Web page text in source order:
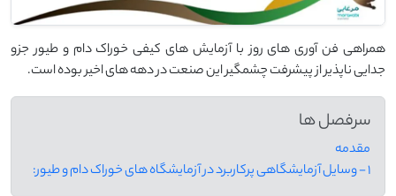
همراهی فن آوری های روز با آزمایش های کیفی خوراک دام و طیور جزو
جدایی ناپذیر از پیشرفت چشمگیر این صنعت در دهه های اخیر بوده است.
سرفصل ها
مقدمه
1 - وسایل آزمایشگاهی پرکاربرد در آزمایشگاه های خوراک دام و طیور: